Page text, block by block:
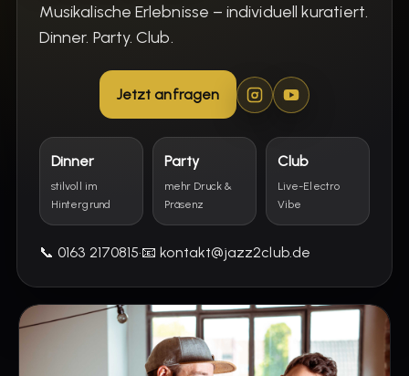
Musikalische Erlebnisse – individuell kuratiert.
Dinner. Party. Club.
Jetzt anfragen
Dinner
stilvoll im
Hintergrund
Party
mehr Druck &
Präsenz
Club
Live-Electro
Vibe
📞 0163 2170815·📧 kontakt@jazz2club.de